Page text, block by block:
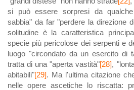
si può essere sorpresi da
sabbia" da far "perdere la direzione
solitudine è la caratteristica
specie più pericolose dei serpenti e
luogo "circondato da un esercito di
tratta di una "aperta vastità"[28],
abitabili"[29]. Ma l'ultima citazione
nelle opere ascetiche lo riscatta: